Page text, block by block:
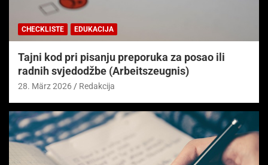
CHECKLISTE EDUKACIJA
Tajni kod pri pisanju preporuka za posao ili
radnih svjedodžbe (Arbeitszeugnis)
28. März 2026 Redakcija